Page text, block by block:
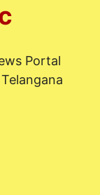
Portal